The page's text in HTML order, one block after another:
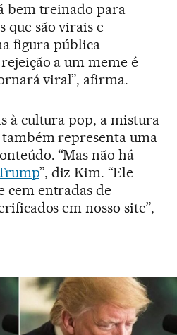
bem treinado para
que são virais e
figura pública
a um meme é
viral”, afirma.
à cultura pop, a mistura
representa uma
“Mas não há
”, diz Kim. “Ele
cem entradas de
em nosso site”,